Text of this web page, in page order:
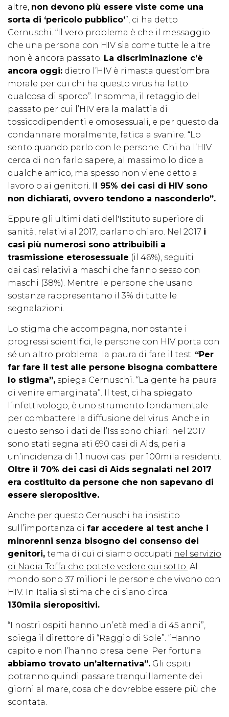
altre, non devono più essere viste come una
sorta di ‘pericolo pubblico’”, ci ha detto
Cernuschi. “Il vero problema è che il messaggio
che una persona con HIV sia come tutte le altre
non è ancora passato. La discriminazione c’è
ancora oggi: dietro l’HIV è rimasta quest’ombra
morale per cui chi ha questo virus ha fatto
qualcosa di sporco”. Insomma, il retaggio del
passato per cui l’HIV era la malattia di
tossicodipendenti e omosessuali, e per questo da
condannare moralmente, fatica a svanire. “Lo
sento quando parlo con le persone. Chi ha l’HIV
cerca di non farlo sapere, al massimo lo dice a
qualche amico, ma spesso non viene detto a
lavoro o ai genitori. I
l 95% dei casi di HIV sono
non dichiarati, ovvero tendono a nasconderlo”.
Eppure gli ultimi dati dell'Istituto superiore di
sanità, relativi al 2017, parlano chiaro. Nel 2017 i
casi più numerosi sono attribuibili a
trasmissione eterosessuale (il 46%), seguiti
dai casi relativi a maschi che fanno sesso con
maschi (38%). Mentre le persone che usano
sostanze rappresentano il 3% di tutte le
segnalazioni.
Lo stigma che accompagna, nonostante i
progressi scientifici, le persone con HIV porta con
sé un altro problema: la paura di fare il test. “Per
far fare il test alle persone bisogna combattere
lo stigma”, spiega Cernuschi. “La gente ha paura
di venire emarginata”. Il test, ci ha spiegato
l’infettivologo, è uno strumento fondamentale
per combattere la diffusione del virus. Anche in
questo senso i dati dell’Iss sono chiari: nel 2017
sono stati segnalati 690 casi di Aids, peri a
un’incidenza di 1,1 nuovi casi per 100mila residenti.
Oltre il 70% dei casi di Aids segnalati nel 2017
era costituito da persone che non sapevano di
essere sieropositive.
Anche per questo Cernuschi ha insistito
sull’importanza di far accedere al test anche i
minorenni senza bisogno del consenso dei
genitori, tema di cui ci siamo occupati nel servizio
di Nadia Toffa che potete vedere qui sotto. Al
mondo sono 37 milioni le persone che vivono con
HIV. In Italia si stima che ci siano circa
130mila sieropositivi.
“I nostri ospiti hanno un’età media di 45 anni”,
spiega il direttore di “Raggio di Sole”. “Hanno
capito e non l’hanno presa bene. Per fortuna
abbiamo trovato un’alternativa”. Gli ospiti
potranno quindi passare tranquillamente dei
giorni al mare, cosa che dovrebbe essere più che
scontata.